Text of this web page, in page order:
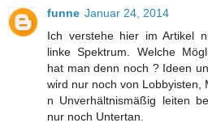
funne Januar 24, 2014
Ich verstehe hier im Artikel
linke Spektrum. Welche
hat man denn noch ? Ideen
wird nur noch von Lobbyisten,
n Unverhältnismäßig leiten
nur noch Untertan.